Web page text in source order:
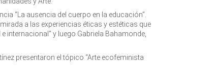
“La ausencia del cuerpo en la educación”.
a las experiencias éticas y estéticas que
internacional” y luego Gabriela Bahamonde,
presentaron el tópico “Arte ecofeminista